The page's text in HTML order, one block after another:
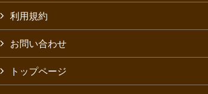
利用規約
お問い合わせ
トップページ